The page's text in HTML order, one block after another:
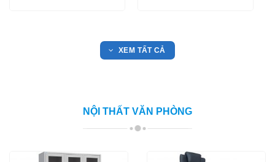
XEM TẤT CẢ
NỘI THẤT VĂN PHÒNG